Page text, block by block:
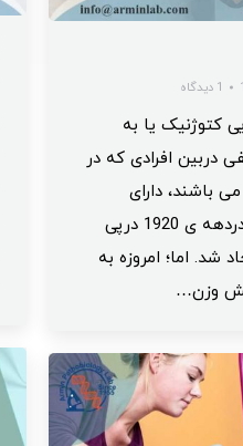
1 دیدگاه
کتوژنیک یا به
دربین افرادی که در
باشند، دارای
محبوبیت بالایی است. این رژیم دردهه ی 1920 درپی
شد. اما؛ امروزه به
وزن…